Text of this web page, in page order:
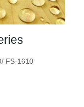
FS-1610